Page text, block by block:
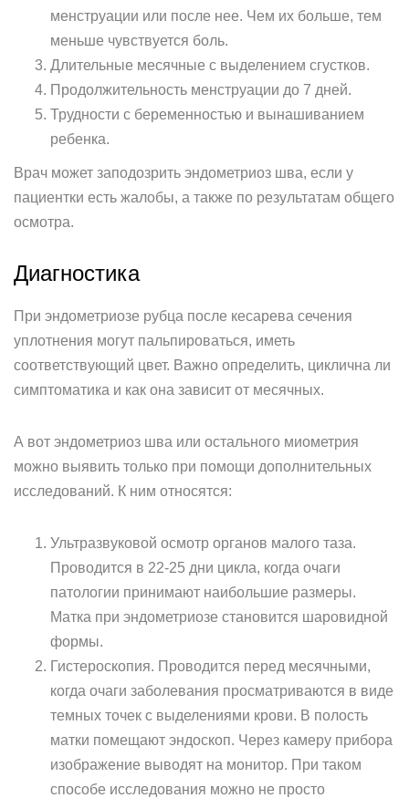
менструации или после нее. Чем их больше, тем
меньше чувствуется боль.
Длительные месячные с выделением сгустков.
Продолжительность менструации до 7 дней.
Трудности с беременностью и вынашиванием
ребенка.
Врач может заподозрить эндометриоз шва, если у
пациентки есть жалобы, а также по результатам общего
осмотра.
Диагностика
При эндометриозе рубца после кесарева сечения
уплотнения могут пальпироваться, иметь
соответствующий цвет. Важно определить, циклична ли
симптоматика и как она зависит от месячных.
А вот эндометриоз шва или остального миометрия
можно выявить только при помощи дополнительных
исследований. К ним относятся:
Ультразвуковой осмотр органов малого таза.
Проводится в 22-25 дни цикла, когда очаги
патологии принимают наибольшие размеры.
Матка при эндометриозе становится шаровидной
формы.
Гистероскопия. Проводится перед месячными,
когда очаги заболевания просматриваются в виде
темных точек с выделениями крови. В полость
матки помещают эндоскоп. Через камеру прибора
изображение выводят на монитор. При таком
способе исследования можно не просто